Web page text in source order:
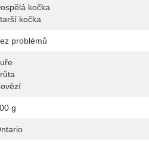
kočka
kočka
problémů
g